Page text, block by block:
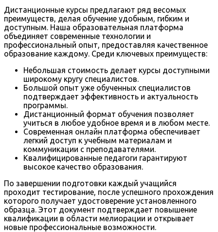
Дистанционные курсы предлагают ряд весомых
преимуществ, делая обучение удобным, гибким и
доступным. Наша образовательная платформа
объединяет современные технологии и
профессиональный опыт, предоставляя качественное
образование каждому. Среди ключевых преимуществ:
Небольшая стоимость делает курсы доступными
широкому кругу специалистов.
Большой опыт уже обученных специалистов
подтверждает эффективность и актуальность
программы.
Дистанционный формат обучения позволяет
учиться в любое удобное время и в любом месте.
Современная онлайн платформа обеспечивает
легкий доступ к учебным материалам и
коммуникации с преподавателями.
Квалифицированные педагоги гарантируют
высокое качество образования.
По завершении подготовки каждый учащийся
проходит тестирование, после успешного прохождения
которого получает удостоверение установленного
образца. Этот документ подтверждает повышение
квалификации в области мелиорации и открывает
новые профессиональные возможности.